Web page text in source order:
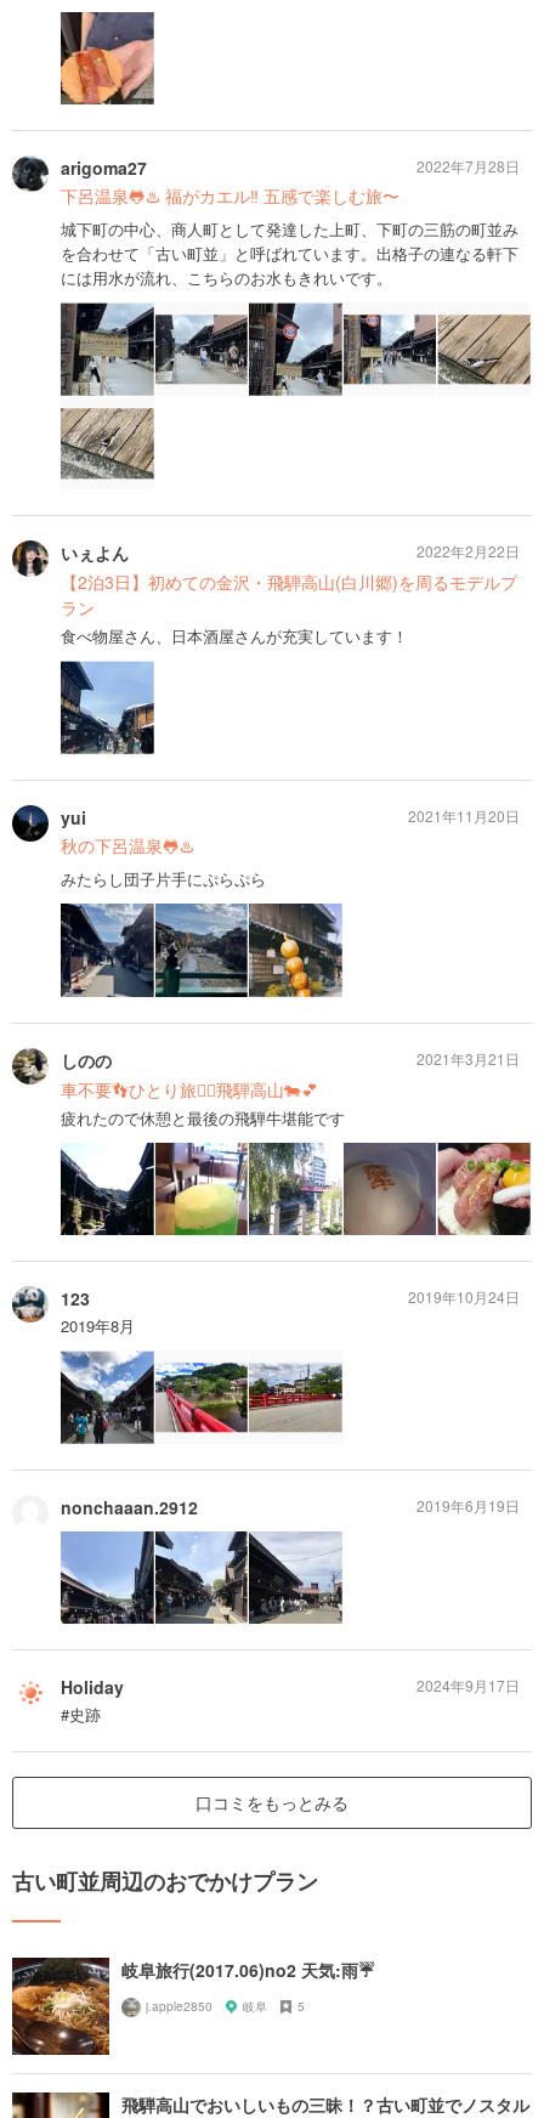
arigoma27
下呂温泉🐸♨️ 福がカエル‼️ 五感で楽しむ旅〜
城下町の中心、商人町として発達した上町、下町の三筋の町並み
を合わせて「古い町並」と呼ばれています。出格子の連なる軒下
には用水が流れ、こちらのお水もきれいです。
2022年7月28日
いぇよん
【2泊3日】初めての金沢・飛騨高山(白川郷)を周るモデルプ
ラン
食べ物屋さん、日本酒屋さんが充実しています！
2022年2月22日
yui
秋の下呂温泉🐸♨️
みたらし団子片手にぷらぷら
2021年11月20日
しのの
車不要👣ひとり旅🙆‍♀️飛騨高山🐄💕
疲れたので休憩と最後の飛騨牛堪能です
2021年3月21日
123
2019年8月
2019年10月24日
nonchaaan.2912 2019年6月19日
Holiday
#史跡
2024年9月17日
口コミをもっとみる
古い町並周辺のおでかけプラン
岐阜旅行(2017.06)no2 天気:雨☔️
j.apple2850 岐阜 5
飛騨高山でおいしいもの三昧！？古い町並でノスタル